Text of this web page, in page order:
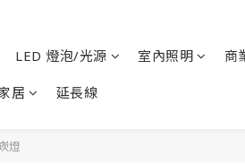
LED 燈泡/光源 室內照明 商
居 延長線
燈